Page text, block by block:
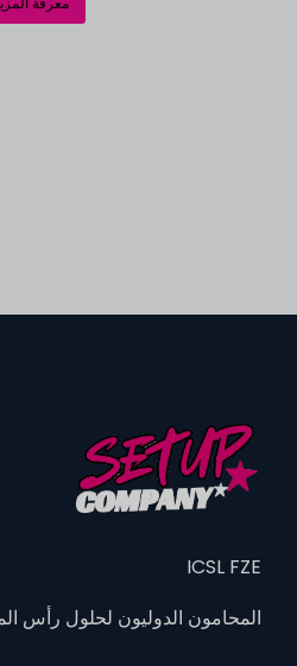
ICSL FZE
المحامون الدوليون لحلول رأس